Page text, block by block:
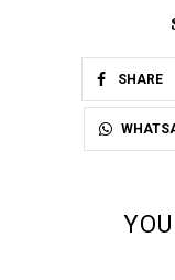
SHARE